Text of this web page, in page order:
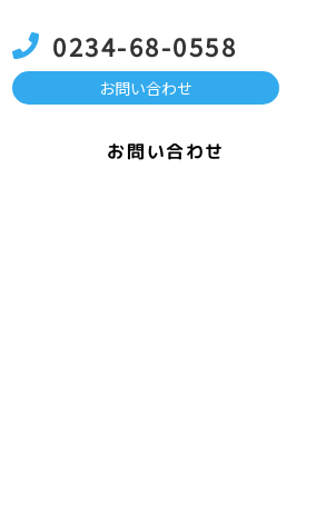
0234-68-0558
お問い合わせ
お問い合わせ